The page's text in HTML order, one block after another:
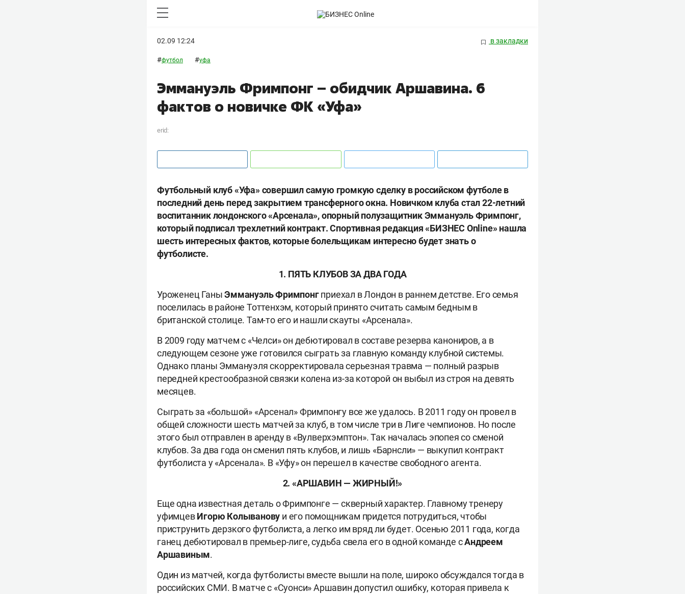
02.09 12:24 в закладки
#футбол #уфа
Эммануэль Фримпонг – обидчик Аршавина. 6
фактов о новичке ФК «Уфа»
erid:
Футбольный клуб «Уфа» совершил самую громкую сделку в российском футболе в
последний день перед закрытием трансферного окна. Новичком клуба стал 22-летний
воспитанник лондонского «Арсенала», опорный полузащитник Эммануэль Фримпонг,
который подписал трехлетний контракт. Спортивная редакция «БИЗНЕС Online» нашла
шесть интересных фактов, которые болельщикам интересно будет знать о
футболисте.
1. ПЯТЬ КЛУБОВ ЗА ДВА ГОДА
Уроженец ГаныЭммануэль Фримпонгприехал в Лондон в раннем детстве. Его семья
поселилась в районе Тоттенхэм, который принято считать самым бедным в
британской столице. Там-то его и нашли скауты «Арсенала».
В 2009 году матчем с «Челси» он дебютировал в составе резерва канониров, а в
следующем сезоне уже готовился сыграть за главную команду клубной системы.
Однако планы Эммануэля скорректировала серьезная травма — полный разрыв
передней крестообразной связки колена из-за которой он выбыл из строя на девять
месяцев.
Сыграть за «большой» «Арсенал» Фримпонгу все же удалось. В 2011 году он провел в
общей сложности шесть матчей за клуб, в том числе три в Лиге чемпионов. Но после
этого был отправлен в аренду в «Вулверхэмптон». Так началась эпопея со сменой
клубов. За два года он сменил пять клубов, и лишь «Барнсли» — выкупил контракт
футболиста у «Арсенала». В «Уфу» он перешел в качестве свободного агента.
2. «АРШАВИН — ЖИРНЫЙ!»
Еще одна известная деталь о Фримпонге — скверный характер. Главному тренеру
уфимцевИгорю Колыванову и его помощникам придется потрудиться, чтобы
приструнить дерзкого футболиста, а легко им вряд ли будет. Осенью 2011 года, когда
ганец дебютировал в премьер-лиге, судьба свела его в одной команде сАндреем
Аршавиным.
Один из матчей, когда футболисты вместе вышли на поле, широко обсуждался тогда в
российских СМИ. В матче с «Суонси» Аршавин допустил ошибку, которая привела к